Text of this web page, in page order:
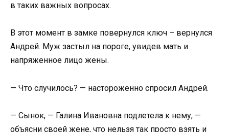
в таких важных вопросах.
В этот момент в замке повернулся ключ – вернулся
Андрей. Муж застыл на пороге, увидев мать и
напряженное лицо жены.
— Что случилось? — настороженно спросил Андрей.
— Сынок, — Галина Ивановна подлетела к нему, —
объясни своей жене, что нельзя так просто взять и